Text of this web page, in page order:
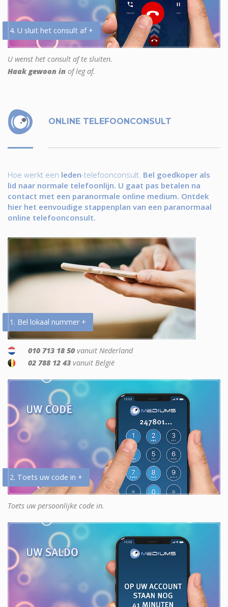
4. U sluit het consult af +
U wenst het consult af te sluiten.
Haak gewoon in of leg af.
ONLINE TELEFOONCONSULT
Hoe werkt een leden-telefoonconsult. Bel goedkoper als
lid naar normale telefoonlijn. U gaat pas betalen na
contact met een paranormale online medium. Ontdek
hier het eenvoudige stappenplan van een paranormaal
online telefoonconsult.
1. Bel lokaal nummer +
010 713 18 50 vanuit Nederland
02 788 12 43 vanuit België
2. Toets uw code in +
Toets uw persoonlijke code in.